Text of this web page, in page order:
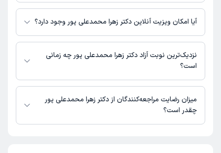
اطلاعاتی درباره محل فعالیت دکتر زهرا محمدعلی پور در مراکز درمانی در دسترس
نیست.
آیا امکان ویزیت آنلاین دکتر زهرا محمدعلی پور وجود دارد؟
در حال حاضر اطلاعاتی درباره ارائه ویزیت آنلاین توسط دکتر زهرا محمدعلی پور
در دسترس نیست. برای دریافت اطلاعات دقیق‌تر، لطفاً با مطب تماس بگیرید.
نزدیک‌ترین نوبت آزاد دکتر زهرا محمدعلی پور چه زمانی
است؟
زمان نوبت‌دهی و پذیرش بیماران با هماهنگی مطب مشخص می‌شود.
میزان رضایت مراجعه‌کنندگان از دکتر زهرا محمدعلی پور
چقدر است؟